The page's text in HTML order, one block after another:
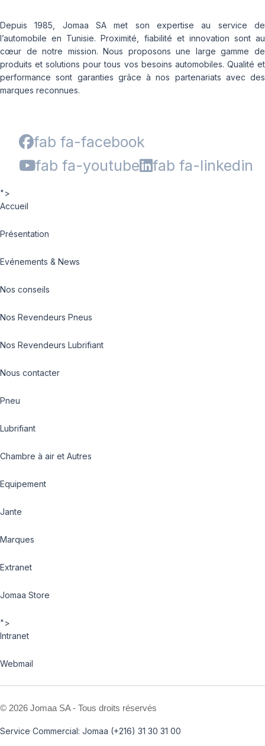
Depuis 1985, Jomaa SA met son expertise au service de
l’automobile en Tunisie. Proximité, fiabilité et innovation sont au
cœur de notre mission. Nous proposons une large gamme de
produits et solutions pour tous vos besoins automobiles. Qualité et
performance sont garanties grâce à nos partenariats avec des
marques reconnues.
fab fa-facebook
fab fa-youtube
fab fa-linkedin
">
Accueil
Présentation
Evénements & News
Nos conseils
Nos Revendeurs Pneus
Nos Revendeurs Lubrifiant
Nous contacter
Pneu
Lubrifiant
Chambre à air et Autres
Equipement
Jante
Marques
Extranet
Jomaa Store
">
Intranet
Webmail
© 2026 Jomaa SA - Tous droits réservés
Service Commercial: Jomaa (+216) 31 30 31 00